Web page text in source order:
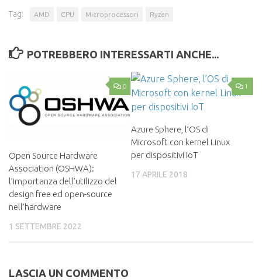
Tag: AMD CPU Microprocessori Ryzen
POTREBBERO INTERESSARTI ANCHE...
0
Open Source Hardware
Association (OSHWA):
l’importanza dell’utilizzo del
design free ed open-source
nell’hardware
1 SETTEMBRE 2022
1
Azure Sphere, l’OS di
Microsoft con kernel Linux
per dispositivi IoT
17 APRILE 2018
LASCIA UN COMMENTO